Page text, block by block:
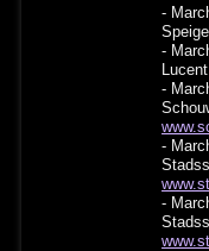
-
-
-
-
-